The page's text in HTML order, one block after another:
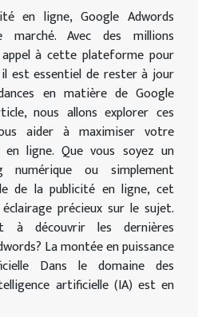
en ligne, Google Adwords
marché. Avec des millions
à cette plateforme pour
est essentiel de rester à jour
en matière de Google
nous allons explorer ces
aider à maximiser votre
ligne. Que vous soyez un
ou simplement
de la publicité en ligne, cet
précieux sur le sujet.
à découvrir les dernières
La montée en puissance
Dans le domaine des
artificielle (IA) est en